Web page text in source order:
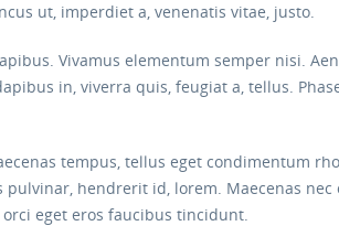
ut, imperdiet a, venenatis vitae, justo.
Vivamus elementum semper nisi.
in, viverra quis, feugiat a, tellus.
tempus, tellus eget condimentum
hendrerit id, lorem. Maecenas
eget eros faucibus tincidunt.